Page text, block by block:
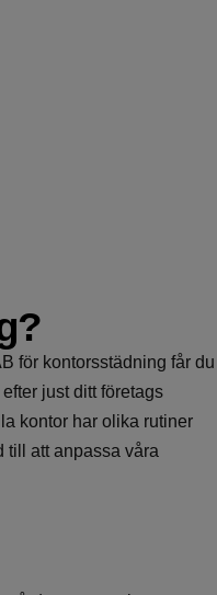
för kontorsstädning får du
just ditt företags
kontor har olika rutiner
till att anpassa våra